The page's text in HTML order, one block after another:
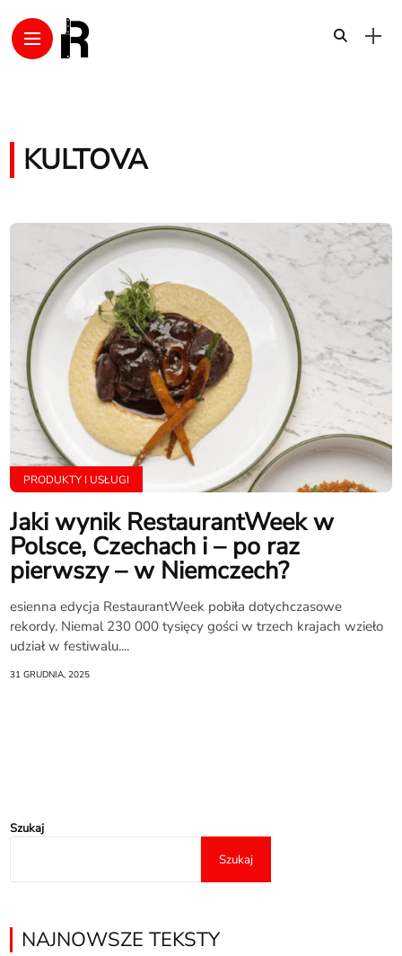
KULTOVA
PRODUKTY I USŁUGI
Jaki wynik RestaurantWeek w
Polsce, Czechach i – po raz
pierwszy – w Niemczech?
esienna edycja RestaurantWeek pobiła dotychczasowe
rekordy. Niemal 230 000 tysięcy gości w trzech krajach wzieło
udział w festiwalu....
31 GRUDNIA, 2025
Szukaj
Szukaj
NAJNOWSZE TEKSTY